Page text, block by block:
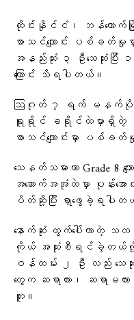
ထိုင်းနိုင်ငံ၊ ဘန်ကောက်မြို့တ
စာသင်ကျောင်း ပစ်ခတ်
အနည်းဆုံး ၃ ဦးသေဆုံးပ
ကြောင်း သိရပါတယ်။
ဩဂုတ် ၇ ရက် မနက်ပို
ရူရိုင် ခရိုင်ထဲမှာရှိ
စာသင်ကျောင်းမှာ ပစ်ခတ်
သေနတ်သမားဟာ Grade 8 ကျေ
အဆောက်အအုံထဲမှာ ပုန်းအော
ပိတ်ဆို့ပြီး ရှာဖွေခဲ့ရပါတ
နောက်ဆုံး ထွက်ပေါ်လာတဲ့
ကိုယ် အဆုံးစီရင်ခဲ့တယ်လို့ ယူဆ
ဝန်ထမ်း ၂ ဦး လည်း
တွေက ဆရာလား၊ ဆရာမလား
ဘူး။